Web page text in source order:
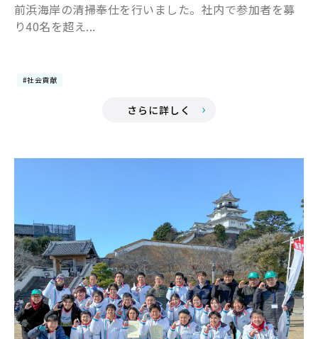
前浜海岸の清掃奉仕を行いました。社内で参加者を募
り40名を超え...
#社会貢献
さらに詳しく